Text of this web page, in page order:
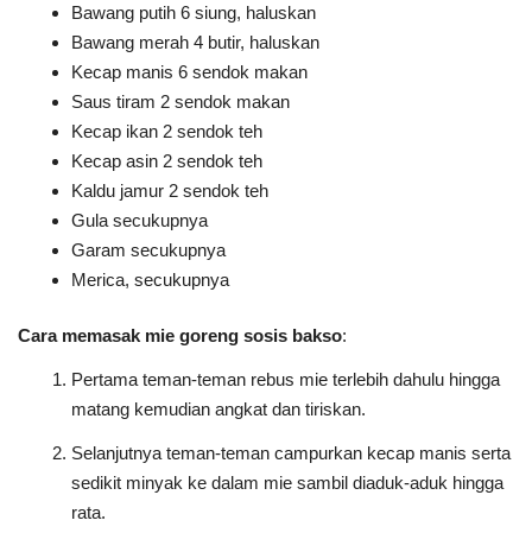
Bawang putih 6 siung, haluskan
Bawang merah 4 butir, haluskan
Kecap manis 6 sendok makan
Saus tiram 2 sendok makan
Kecap ikan 2 sendok teh
Kecap asin 2 sendok teh
Kaldu jamur 2 sendok teh
Gula secukupnya
Garam secukupnya
Merica, secukupnya
Cara memasak mie goreng sosis bakso:
Pertama teman-teman rebus mie terlebih dahulu hingga
matang kemudian angkat dan tiriskan.
Selanjutnya teman-teman campurkan kecap manis serta
sedikit minyak ke dalam mie sambil diaduk-aduk hingga
rata.